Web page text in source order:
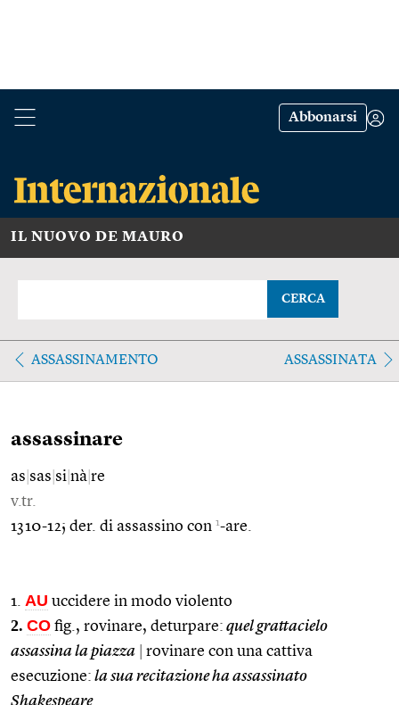
Abbonarsi
IL NUOVO DE MAURO
CERCA
ASSASSINAMENTO ASSASSINATA
assassinare
as sas si nà re
v.tr.
1310-12; der. di assassino con 1-are.
1. AU uccidere in modo violento
2. CO fig., rovinare, deturpare: quel grattacielo
assassina la piazza
rovinare con una cattiva
esecuzione: la sua recitazione ha assassinato
Shakespeare